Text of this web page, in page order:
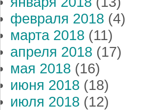
февраля 2018 (4)
марта 2018 (11)
апреля 2018 (17)
мая 2018 (16)
июня 2018 (18)
июля 2018 (12)